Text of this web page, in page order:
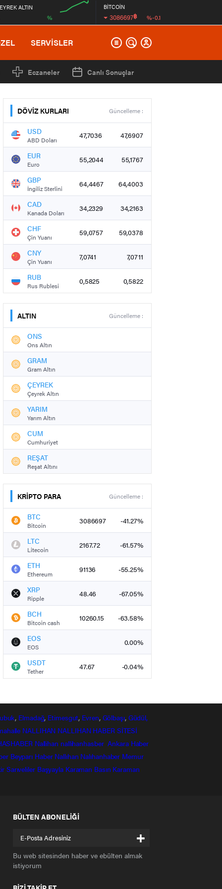
ALTIN
%
BİTCOİN
3086697฿ %-0.1
SERVİSLER
Eczaneler Canlı Sonuçlar
DÖVİZ KURLARI Güncelleme :
USD
ABD Doları 47,7036 47,6907
EUR
Euro 55,2044 55,1767
GBP
İngiliz Sterlini 64,4467 64,4003
CAD
Kanada Doları 34,2329 34,2163
CHF
Çin Yuanı 59,0757 59,0378
CNY
Çin Yuanı 7,0741 7,0711
RUB
Rus Rublesi 0,5825 0,5822
ALTIN Güncelleme :
ONS
Ons Altın
GRAM
Gram Altın
ÇEYREK
Çeyrek Altın
YARIM
Yarım Altın
CUM
Cumhuriyet
REŞAT
Reşat Altını
KRİPTO PARA Güncelleme :
BTC
Bitcoin 3086697 -41.27%
LTC
Litecoin 2167.72 -61.57%
ETH
Ethereum 91136 -55.25%
XRP
Ripple 48.46 -67.05%
BCH
Bitcoin cash 10260.15 -63.58%
EOS
EOS 0.00%
USDT
Tether 47.67 -0.04%
, Elmadağ, Etimesgut, Evren, Gölbaşı, Güdül,
NALLIHAN NALLIHAN HABER SİTESİ
Nallihan nallihanhasber Ankara Haber
Beyparı Haber Nallıhan Nalıhanhaber Memur
Sarıveliler Başyayla Karaman Basın Karaman
BÜLTEN ABONELİĞİ
+
Bu web sitesinden haber ve ebülten almak
istiyorum